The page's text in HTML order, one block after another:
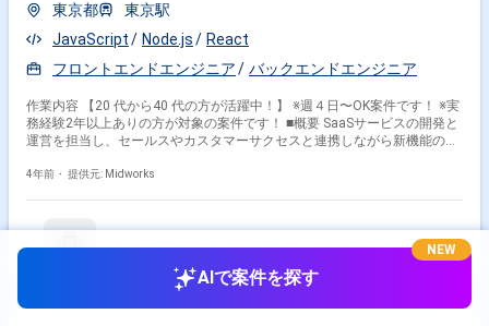
東京都
東京駅
JavaScript
Node.js
React
フロントエンドエンジニア
バックエンドエンジニア
作業内容 【20 代から40 代の方が活躍中！】 ※週４日〜OK案件です！ ※実
務経験2年以上ありの方が対象の案件です！ ■概要 SaaSサービスの開発と
運営を担当し、セールスやカスタマーサクセスと連携しながら新機能の提
ンドの両方に関与し、統計処理や分析も行います。 ■具体的な業務内容 ・
Heroku上でのアプリケーション運用 ・統計処理やデータ分析の実施 ・コ
ード管理およびタスク管理の最適化 勤務開始時には、プロジェクトの一員
として、コミュニケーションを取りながら業務を進めて頂く予定です。ま
た、緊急時に出社が必要となる場合がございます。 ----------------------------------------
4年前・ 提供元: Midworks
AIで案件を探す
NEW